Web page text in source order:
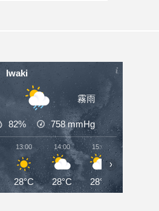
Iwaki
霧雨
82% 758mmHg
13:00
28°C
14:00
28°C
15:00
28°C
›